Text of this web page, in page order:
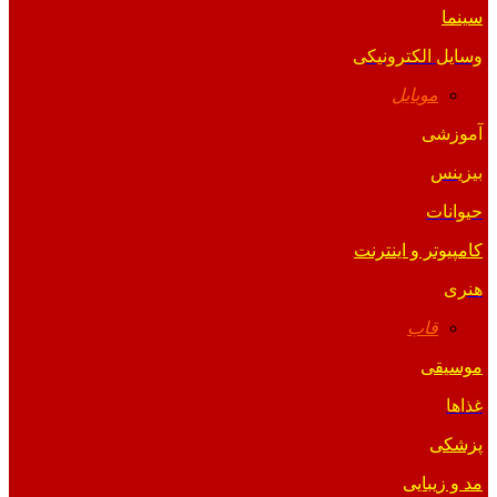
سینما
وسایل الکترونیکی
موبایل
آموزشی
بیزینس
حیوانات
کامپیوتر و اینترنت
هنری
قاب
موسیقی
غذاها
پزشکی
مد و زیبایی